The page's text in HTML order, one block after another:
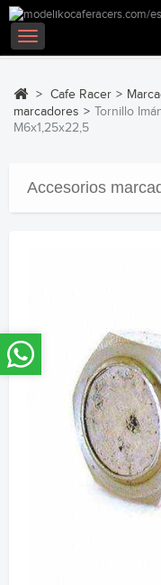
Navegación
Toggle
> Cafe Racer >
marcadores > Tornillo
M6x1,25x22,5
Accesorios